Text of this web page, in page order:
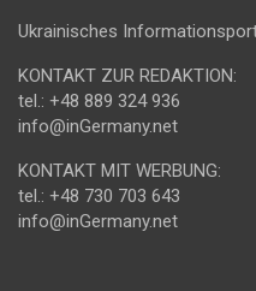
Ukrainisches
KONTAKT ZUR REDAKTION:
tel.: +48 889 324 936
info@inGermany.net
KONTAKT MIT WERBUNG:
tel.: +48 730 703 643
info@inGermany.net